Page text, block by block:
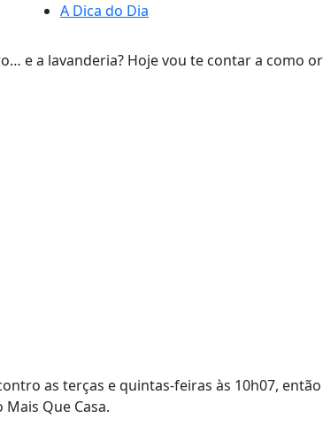
A Dica do Dia
e a lavanderia? Hoje vou te contar a como
as terças e quintas-feiras às 10h07, então
Que Casa.